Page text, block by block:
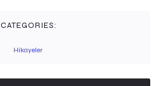
CATEGORIES:
Hikayeler